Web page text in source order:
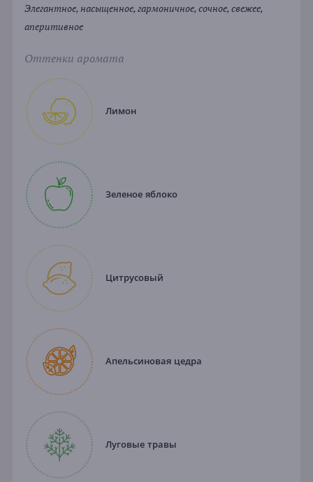
Элегантное, насыщенное, гармоничное, сочное, свежее,
аперитивное
Оттенки аромата
Лимон
Зеленое яблоко
Цитрусовый
Апельсиновая цедра
Луговые травы